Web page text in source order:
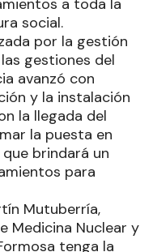
a toda la
social.
por la gestión
gestiones del
avanzó con
y la instalación
la llegada del
la puesta en
brindará un
para
Mutuberría,
Medicina Nuclear y
tenga la